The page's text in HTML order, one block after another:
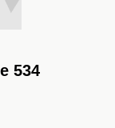
534